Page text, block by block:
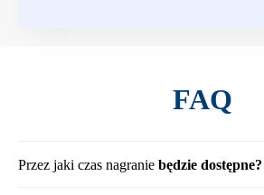
FAQ
Przez jaki czas nagranie będzie dostępne?